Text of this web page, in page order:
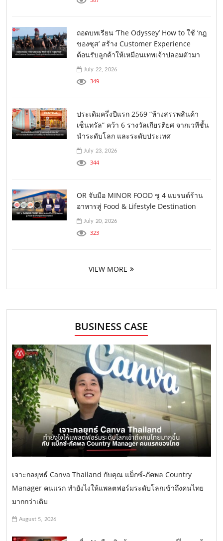
ถอดบทเรียน ‘The Odyssey’ How to ใช้ ‘กฎ
ของซุส’ สร้าง Customer Experience
ต้อนรับลูกค้าให้เหมือนเทพเจ้าปลอมตัวมา
July 22, 2026
349
ประเดิมครึ่งปีแรก 2569 “ห้างสรรพสินค้า
เซ็นทรัล” คว้า 6 รางวัลเกียรติยศ จากเวทีชั้น
นำระดับโลก และระดับประเทศ
July 23, 2026
344
OR จับมือ MINOR FOOD ชู 4 แบรนด์ร้าน
อาหารสู่ Food & Lifestyle Destination
July 20, 2026
323
VIEW MORE
BUSINESS CASE
เจาะกลยุทธ์ Canva Thailand กับคุณ แม็กซ์-ภัคพล Country
Manager คนแรก ทำยังไงให้แพลตฟอร์มระดับโลกเข้าถึงคนไทย
มากกว่าเดิม
August 5, 2026